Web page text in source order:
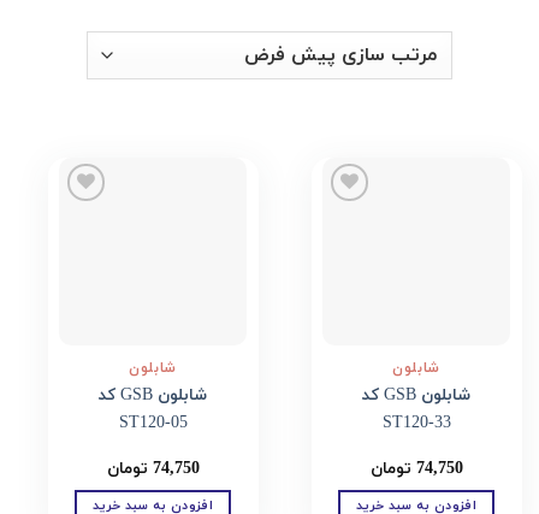
شابلون
شابلون GSB کد
ST120-33
74,750 تومان
افزودن به سبد خرید
شابلون
شابلون GSB کد
ST120-05
74,750 تومان
افزودن به سبد خرید